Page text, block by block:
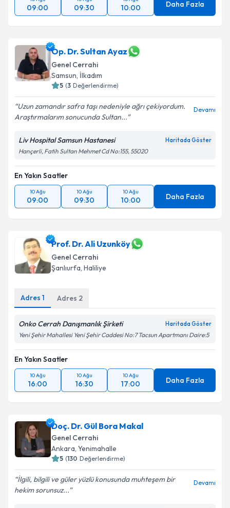
09:00 09:30 10:00 Daha Fazla
Op. Dr. Sultan Ayaz
Genel Cerrahi
Samsun, İlkadım
5 (3 Değerlendirme)
Uzun zamandır safra taşı nedeniyle ağrı çekiyordum.
Araştırmalarım sonucunda Sultan...
Devamı
Liv Hospital Samsun Hastanesi Haritada Göster
Hançerli, Fatih Sultan Mehmet Cd No:155, 55020
En Yakın Saatler
10 Ağu
09:00
10 Ağu
09:30
10 Ağu
10:00 Daha Fazla
Prof. Dr. Ali Uzunköy
Genel Cerrahi
Şanlıurfa, Haliliye
Adres 1 Adres 2
Onko Cerrah Danışmanlık Şirketi Haritada Göster
Yeni Şehir Mahallesi Yeni Şehir Caddesi No:7 Tacsun Apartmanı Daire:5
En Yakın Saatler
10 Ağu
16:00
10 Ağu
16:30
10 Ağu
17:00 Daha Fazla
Doç. Dr. Gül Bora Makal
Genel Cerrahi
Ankara, Yenimahalle
5 (130 Değerlendirme)
İlgili, bilgili ve güler yüzlü konusunda muhteşem bir
hekim sorunsuz...
Devamı